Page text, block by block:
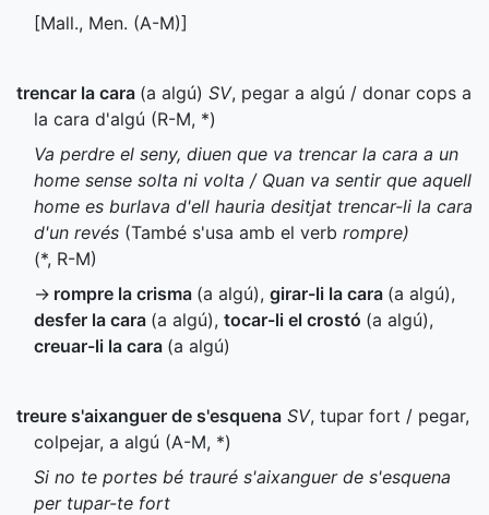
[Mall., Men. (A-M)]
trencar la cara (a algú) SV, pegar a algú / donar cops a
la cara d'algú (R-M, *)
Va perdre el seny, diuen que va trencar la cara a un
home sense solta ni volta / Quan va sentir que aquell
home es burlava d'ell hauria desitjat trencar-li la cara
d'un revés (També s'usa amb el verb rompre)
(*, R-M)
→ rompre la crisma (a algú), girar-li la cara (a algú),
desfer la cara (a algú), tocar-li el crostó (a algú),
creuar-li la cara (a algú)
treure s'aixanguer de s'esquena SV, tupar fort / pegar,
colpejar, a algú (A-M, *)
Si no te portes bé trauré s'aixanguer de s'esquena
per tupar-te fort